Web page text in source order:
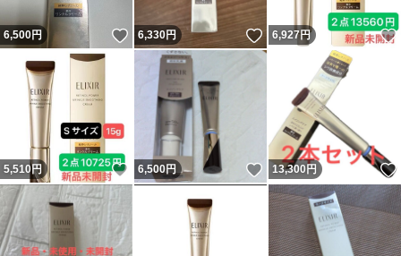
6,500円 いいね！
6,330円 いいね！
6,927円
5,510円 いいね！
6,500円 いいね！
13,300 円